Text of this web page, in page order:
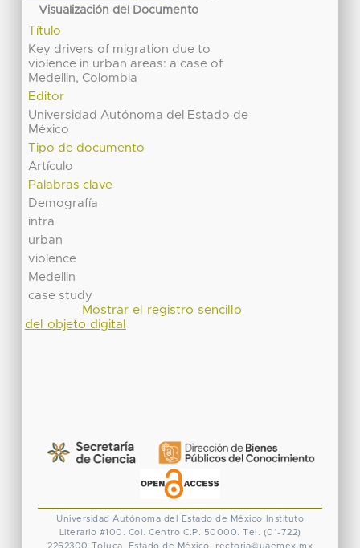
Visualización del Documento
Título
Key drivers of migration due to
violence in urban areas: a case of
Medellin, Colombia
Editor
Universidad Autónoma del Estado de
México
Tipo de documento
Artículo
Palabras clave
Demografía
intra
urban
violence
Medellin
case study
Mostrar el registro sencillo
del objeto digital
Universidad Autónoma del Estado de México
Instituto
Literario #100. Col. Centro C.P. 50000. Tel. (01-722)
2262300 Toluca, Estado de México. rectoria@uaemex.mx